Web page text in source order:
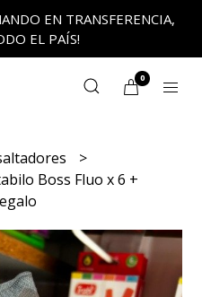
EN TRANSFERENCIA,
EL PAÍS!
0
Boss Fluo x 6 +